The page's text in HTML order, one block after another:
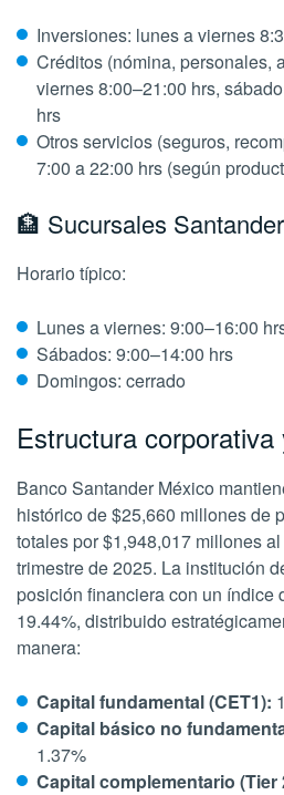
Inversiones: lunes a viernes
Créditos (nómina, personales,
viernes 8:00–21:00 hrs,
hrs
Otros servicios (seguros,
7:00 a 22:00 hrs (según
🏦 Sucursales Santander
Horario típico:
Lunes a viernes: 9:00–16:00
Sábados: 9:00–14:00 hrs
Domingos: cerrado
Estructura corporativa
Banco Santander México
histórico de $25,660 millones de
totales por $1,948,017 millones
trimestre de 2025. La institución
posición financiera con un índice
19.44%, distribuido
manera:
Capital fundamental (CET1):
Capital básico no
1.37%
Capital complementario (Tier